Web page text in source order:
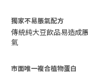
獨家不易脹氣配方
傳統純大豆飲品易造成
氣
市面唯一複合植物蛋白